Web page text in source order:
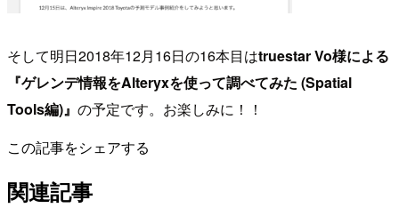
そして明日2018年12月16日の16本目はtruestar Vo様による
『ゲレンデ情報をAlteryxを使って調べてみた (Spatial
Tools編)』 の予定です。お楽しみに！！
この記事をシェアする
関連記事